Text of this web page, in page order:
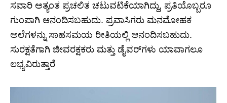
ಸವಾರಿ ಅತ್ಯಂತ ಪ್ರಚಲಿತ ಚಟುವಟಿಕೆಯಾಗಿದ್ದು, ಪ್ರತಿಯೊಬ್ಬರೂ
ಗುಂಪಾಗಿ ಆನಂದಿಸಬಹುದು. ಪ್ರವಾಸಿಗರು ಮನಮೋಹಕ
ಅಲೆಗಳನ್ನು ಸಾಹಸಮಯ ರೀತಿಯಲ್ಲಿ ಆನಂದಿಸಬಹುದು.
ಸುರಕ್ಷತೆಗಾಗಿ ಜೀವರಕ್ಷಕರು ಮತ್ತು ಡೈವರ್‌ಗಳು ಯಾವಾಗಲೂ
ಲಭ್ಯವಿರುತ್ತಾರೆ